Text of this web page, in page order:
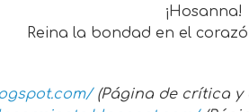
¡Hosanna!
Reina la bondad en el
(Página de crítica y